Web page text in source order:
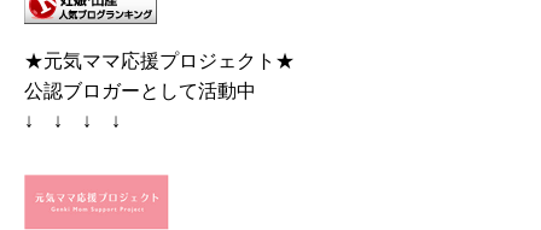
★元気ママ応援プロジェクト★
公認ブロガーとして活動中
↓ ↓ ↓ ↓